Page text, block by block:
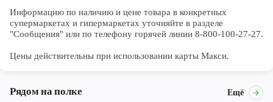
Информацию по наличию и цене товара в конкретных
супермаркетах и гипермаркетах уточняйте в разделе
"Сообщения" или по телефону горячей линии 8-800-100-27-27.
Цены действительны при использовании карты Макси.
Рядом на полке Ещё